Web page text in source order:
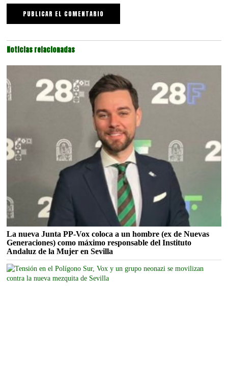
Noticias relacionadas
La nueva Junta PP-Vox coloca a un hombre (ex de Nuevas
Generaciones) como máximo responsable del Instituto
Andaluz de la Mujer en Sevilla